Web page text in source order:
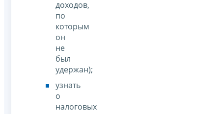
доходов,
по
которым
он
не
был
удержан);
узнать
о
налоговых